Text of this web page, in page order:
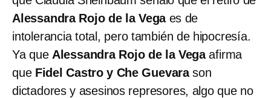
Alessandra Rojo de la Vegaes de
intolerancia total, pero también de hipocresía.
Ya que Alessandra Rojo de la Vegaafirma
que Fidel Castro y Che Guevarason
dictadores y asesinos represores, algo que no